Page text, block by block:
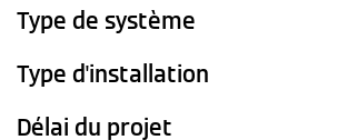
Type de système
Type d'installation
Délai du projet